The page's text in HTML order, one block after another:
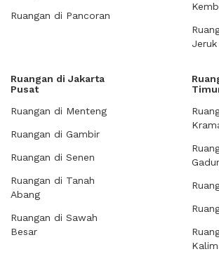
Ruangan di Pancoran
Jeruk
Ruangan di Jakarta
Pusat
Ruangan di Menteng
Ruangan di Gambir
Ruangan di Senen
Ruangan di Tanah
Abang
Ruangan di Sawah
Besar